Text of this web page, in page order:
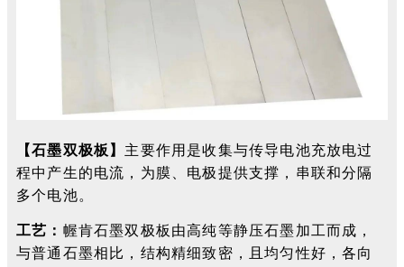
【石墨双极板】 主要作用是收集与传导电池充放电过
程中产生的电流，为膜、电极提供支撑，串联和分隔
多个电池。
工艺： 幄肯石墨双极板由高纯等静压石墨加工而成，
与普通石墨相比，结构精细致密，且均匀性好，各向